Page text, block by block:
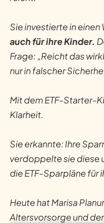
Sie investierte in einen
auch für ihre Kinder.
Frage: „Reicht das
nur in falscher
Mit dem ETF-Starter-
Klarheit.
Sie erkannte: Ihre
verdoppelte sie diese
die ETF-Sparpläne für
Heute hat Marisa
Altersvorsorge und